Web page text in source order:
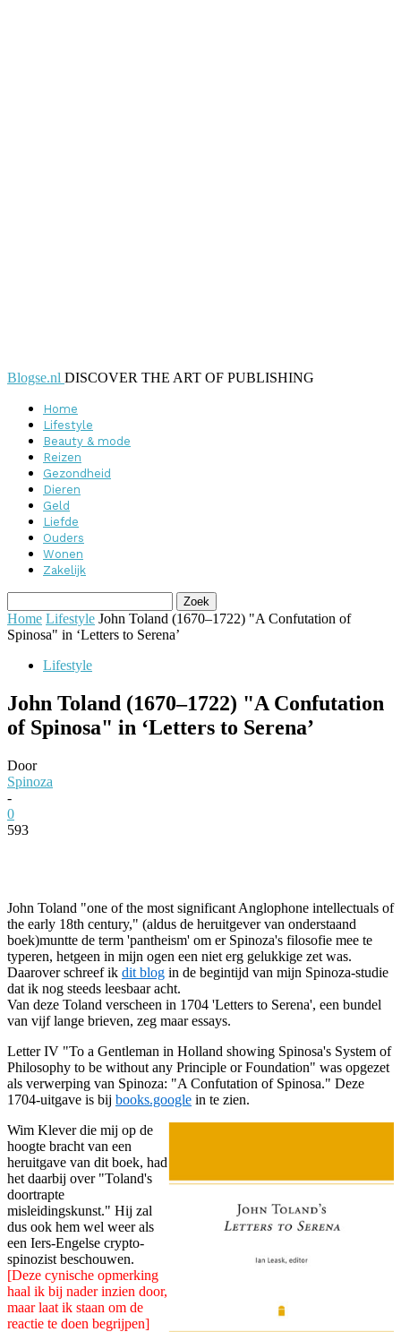
Blogse.nl DISCOVER THE ART OF PUBLISHING
Home
Lifestyle
Beauty & mode
Reizen
Gezondheid
Dieren
Geld
Liefde
Ouders
Wonen
Zakelijk
Home Lifestyle John Toland (1670–1722) "A Confutation of
Spinosa" in ‘Letters to Serena’
Lifestyle
John Toland (1670–1722) "A Confutation
of Spinosa" in ‘Letters to Serena’
Door
Spinoza
-
0
593
John Toland "one of the most significant Anglophone intellectuals of
the early 18th century," (aldus de heruitgever van onderstaand
boek)muntte de term 'pantheism' om er Spinoza's filosofie mee te
typeren, hetgeen in mijn ogen een niet erg gelukkige zet was.
Daarover schreef ik dit blog in de begintijd van mijn Spinoza-studie
dat ik nog steeds leesbaar acht.
Van deze Toland verscheen in 1704 'Letters to Serena', een bundel
van vijf lange brieven, zeg maar essays.
Letter IV "To a Gentleman in Holland showing Spinosa's System of
Philosophy to be without any Principle or Foundation" was opgezet
als verwerping van Spinoza: "A Confutation of Spinosa." Deze
1704-uitgave is bij books.google in te zien.
Wim Klever die mij op de
hoogte bracht van een
heruitgave van dit boek, had
het daarbij over "Toland's
doortrapte
misleidingskunst." Hij zal
dus ook hem wel weer als
een Iers-Engelse crypto-
spinozist beschouwen.
[Deze cynische opmerking
haal ik bij nader inzien door,
maar laat ik staan om de
reactie te doen begrijpen]